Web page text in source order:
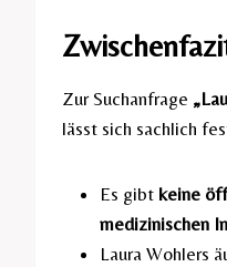
Zur Suchanfrage
lässt sich sachlich
Es gibt keine
medizinischen
Laura Wohlers